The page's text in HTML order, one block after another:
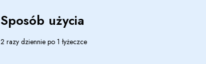
Sposób użycia
2 razy dziennie po 1 łyżeczce